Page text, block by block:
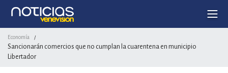
Economía /
Sancionarán comercios que no cumplan la cuarentena en municipio
Libertador